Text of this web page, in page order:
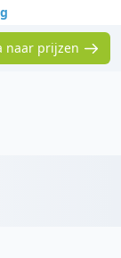
naar prijzen